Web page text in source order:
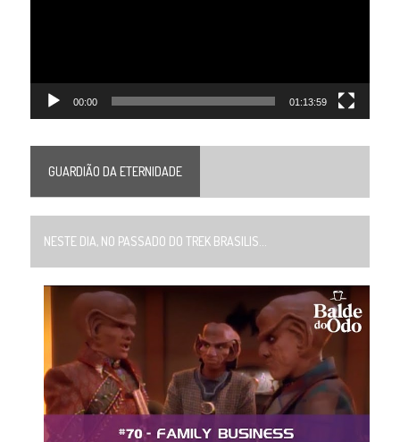
00:00 01:13:59
GUARDIÃO DA ETERNIDADE
NESTE DIA, NO PASSADO DO TREK BRASILIS...